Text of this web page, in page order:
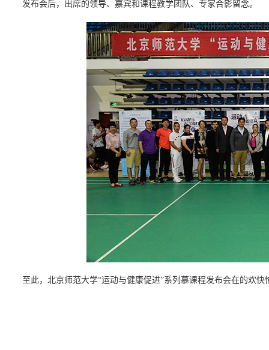
发布会后，出席的领导、嘉宾和课程教学团队、专家合影留念。
至此，北京师范大学“运动与健康促进”系列慕课程发布会在的欢